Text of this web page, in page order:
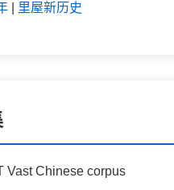
里屋新历史
Vast Chinese corpus